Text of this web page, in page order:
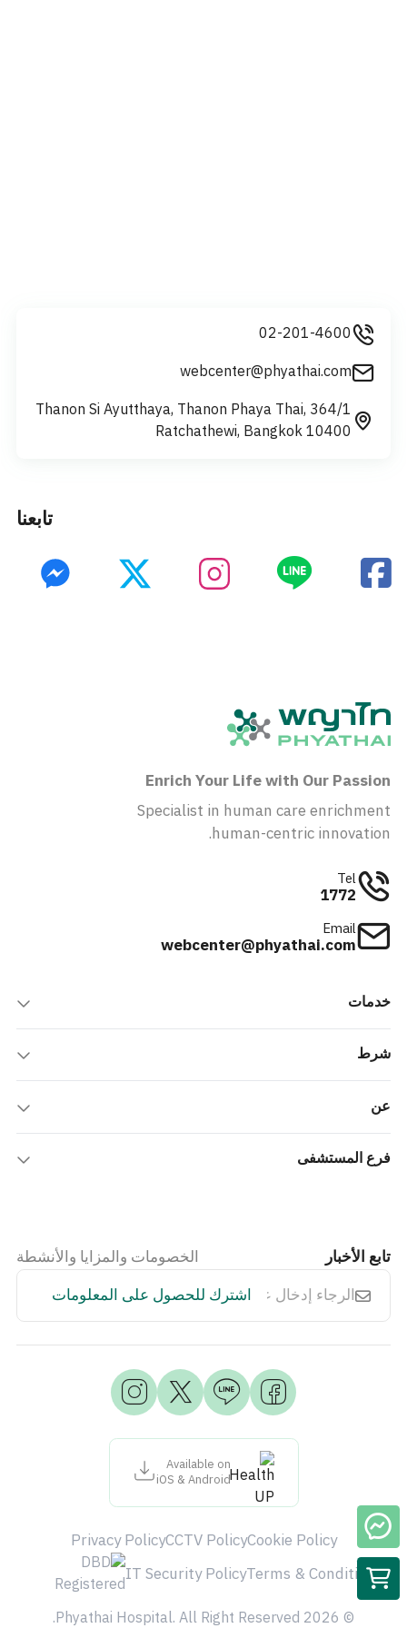
02-201-4600
webcenter@phyathai.com
364/1 Thanon Si Ayutthaya, Thanon Phaya Thai,
Ratchathewi, Bangkok 10400
تابعنا
Enrich Your Life with Our Passion
Specialist in human care enrichment
human-centric innovation.
Tel
1772
Email
webcenter@phyathai.com
خدمات
شرط
عن
فرع المستشفى
Available on
iOS & Android
تابع الأخبار
الخصومات والمزايا والأنشطة
اشترك للحصول على المعلومات
© 2026 Phyathai Hospital. All Right Reserved.
Cookie Policy
CCTV Policy
Privacy Policy
Terms & Condition
IT Security Policy